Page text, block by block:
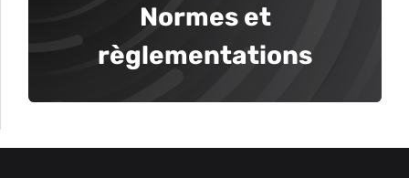
Normes et
règlementations